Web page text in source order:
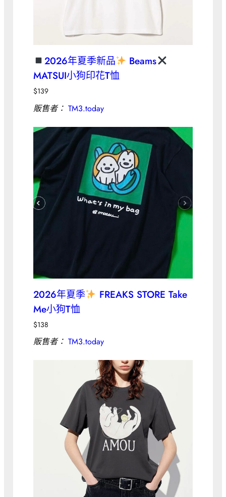
2026年夏季新品
Beams
MATSUI小狗印花T恤
$139
販售者： TM3.today
2026年夏季
FREAKS STORE Take
Me小狗T恤
$138
販售者： TM3.today